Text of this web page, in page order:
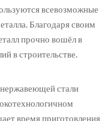
всевозможные
Благодаря своим
прочно вошёл в
в строительстве.
стали
время приготовления